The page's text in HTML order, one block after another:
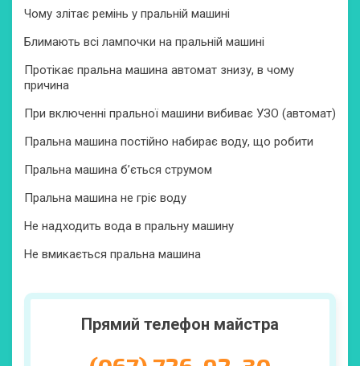
Чому злітає ремінь у пральній машині
Блимають всі лампочки на пральній машині
Протікає пральна машина автомат знизу, в чому
причина
При включенні пральної машини вибиває УЗО (автомат)
Пральна машина постійно набирає воду, що робити
Пральна машина б’ється струмом
Пральна машина не гріє воду
Не надходить вода в пральну машину
Не вмикається пральна машина
Прямий телефон майстра